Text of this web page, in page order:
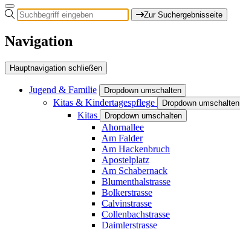
Zur Suchergebnisseite
Navigation
Hauptnavigation schließen
Jugend & Familie Dropdown umschalten
Kitas & Kindertagespflege Dropdown umschalten
Kitas Dropdown umschalten
Ahornallee
Am Falder
Am Hackenbruch
Apostelplatz
Am Schabernack
Blumenthalstrasse
Bolkerstrasse
Calvinstrasse
Collenbachstrasse
Daimlerstrasse